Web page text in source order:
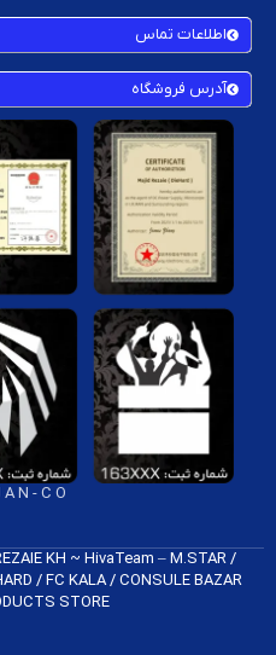
اطلاعات تماس
آدرس فروشگاه
N - C O @
KH ~ HivaTeam – M.STAR /
/ FC K​ALA / CONSULE BAZAR
STORE